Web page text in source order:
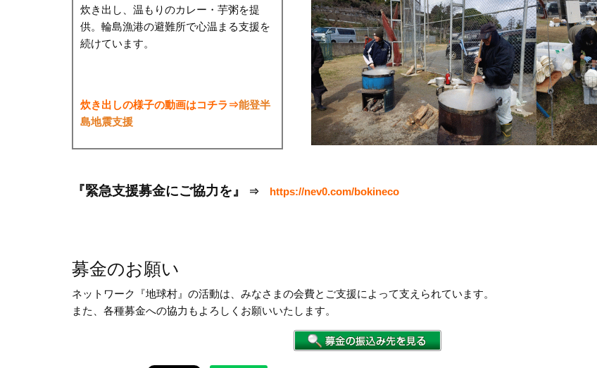
炊き出し、温もりのカレー・芋粥を提
供。輪島漁港の避難所で心温まる支援を
続けています。
炊き出しの様子の動画はコチラ⇒能登半
島地震支援
『緊急支援募金にご協力を』 ⇒ https://nev0.com/bokineco
募金のお願い
ネットワーク『地球村』の活動は、みなさまの会費とご支援によって支えられています。
また、各種募金への協力もよろしくお願いいたします。